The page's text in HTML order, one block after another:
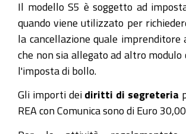
Il modello S5 è soggetto ad
quando viene utilizzato per
la cancellazione quale imprenditore
che non sia allegato ad altro modulo
l'imposta di bollo.
Gli importi dei diritti di segreteria
REA con Comunica sono di Euro 30,00.